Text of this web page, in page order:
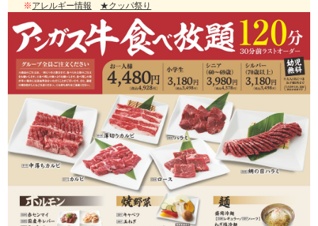
※アレルギー情報 ★クッパ祭り